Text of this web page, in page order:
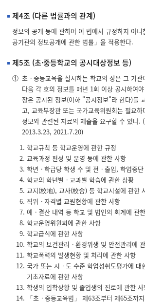
항
목
을
력
해
주
세
요.
제4조 (다른 법률과의 관계)
정보의 공개 등에 관하여 이 법에서 규정하지 아
공기관의 정보공개에 관한 법률」을 적용한다.
제5조 (초·중등학교의 공시대상정보 등)
① 초ㆍ중등교육을 실시하는 학교의 장은 그 기
다음 각 호의 정보를 매년 1회 이상 공시하여
장은 공시된 정보(이하 "공시정보"라 한다)를
고, 교육부장관 또는 국가교육위원회는 필요
정보와 관련된 자료의 제출을 요구할 수 있다.
2013.3.23, 2021.7.20)
학교규칙 등 학교운영에 관한 규정
교육과정 편성 및 운영 등에 관한 사항
학년ㆍ학급당 학생 수 및 전ㆍ출입, 학업중
학교의 학년별ㆍ교과별 학습에 관한 상황
교지(校地), 교사(校舍) 등 학교시설에 관한
직위ㆍ자격별 교원현황에 관한 사항
예ㆍ결산 내역 등 학교 및 법인의 회계에 관
학교운영위원회에 관한 사항
학교급식에 관한 사항
학교의 보건관리ㆍ환경위생 및 안전관리에
학교폭력의 발생현황 및 처리에 관한 사항
국가 또는 시ㆍ도 수준 학업성취도평가에 대
기초자료에 관한 사항
학생의 입학상황 및 졸업생의 진로에 관한 사
「초ㆍ중등교육법」 제63조부터 제65조까